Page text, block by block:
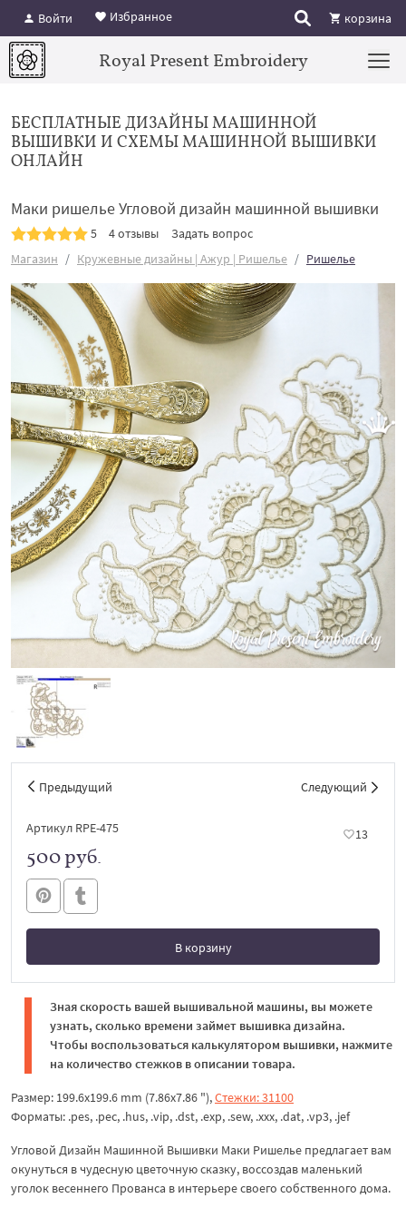
Войти Избранное корзина
Royal Present Embroidery
БЕСПЛАТНЫЕ ДИЗАЙНЫ МАШИННОЙ
ВЫШИВКИ И СХЕМЫ МАШИННОЙ ВЫШИВКИ
ОНЛАЙН
Маки ришелье Угловой дизайн машинной вышивки
5 4 отзывы
Задать вопрос
Магазин
Кружевные дизайны | Ажур | Ришелье Ришелье
Предыдущий Следующий
Артикул RPE-475 13
500 руб.
В корзину
В корзине
Зная скорость вашей вышивальной машины, вы можете
узнать, сколько времени займет вышивка дизайна.
Чтобы воспользоваться калькулятором вышивки, нажмите
на количество стежков в описании товара.
Размер: 199.6x199.6 mm (7.86x7.86 "),Стежки: 31100
Форматы: .pes, .pec, .hus, .vip, .dst, .exp, .sew, .xxx, .dat, .vp3, .jef
Угловой Дизайн Машинной Вышивки Маки Ришелье предлагает вам
окунуться в чудесную цветочную сказку, воссоздав маленький
уголок весеннего Прованса в интерьере своего собственного дома.